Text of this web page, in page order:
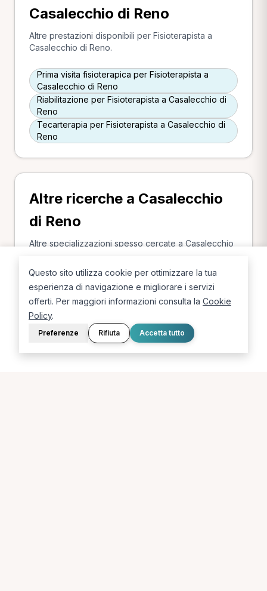
Casalecchio di Reno
Altre prestazioni disponibili per Fisioterapista a
Casalecchio di Reno.
Prima visita fisioterapica per Fisioterapista a
Casalecchio di Reno
Riabilitazione per Fisioterapista a Casalecchio di
Reno
Tecarterapia per Fisioterapista a Casalecchio di
Reno
Altre ricerche a Casalecchio
di Reno
Altre specializzazioni spesso cercate a Casalecchio
Osteopata a Casalecchio di Reno
MCB a Casalecchio di Reno
Posturologo a Casalecchio di Reno
Questo sito utilizza cookie per ottimizzare la tua
esperienza di navigazione e migliorare i servizi
offerti. Per maggiori informazioni consulta la Cookie
Policy.
Preferenze Rifiuta Accetta tutto